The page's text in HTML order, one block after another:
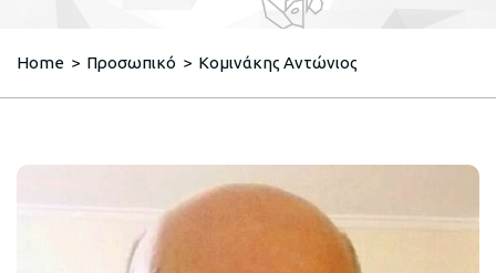
Home > Προσωπικό > Κομινάκης Αντώνιος